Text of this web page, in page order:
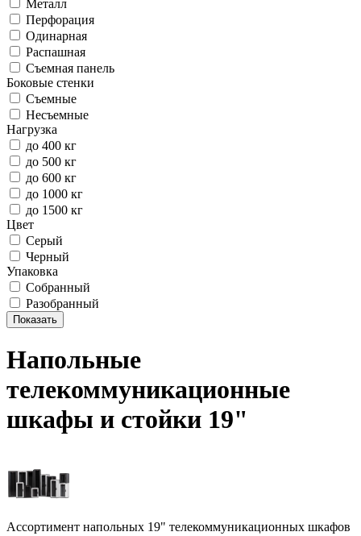
Металл
Перфорация
Одинарная
Распашная
Съемная панель
Боковые стенки
Съемные
Несъемные
Нагрузка
до 400 кг
до 500 кг
до 600 кг
до 1000 кг
до 1500 кг
Цвет
Серый
Черный
Упаковка
Собранный
Разобранный
Показать
Напольные
телекоммуникационные
шкафы и стойки 19"
Ассортимент напольных 19" телекоммуникационных шкафов